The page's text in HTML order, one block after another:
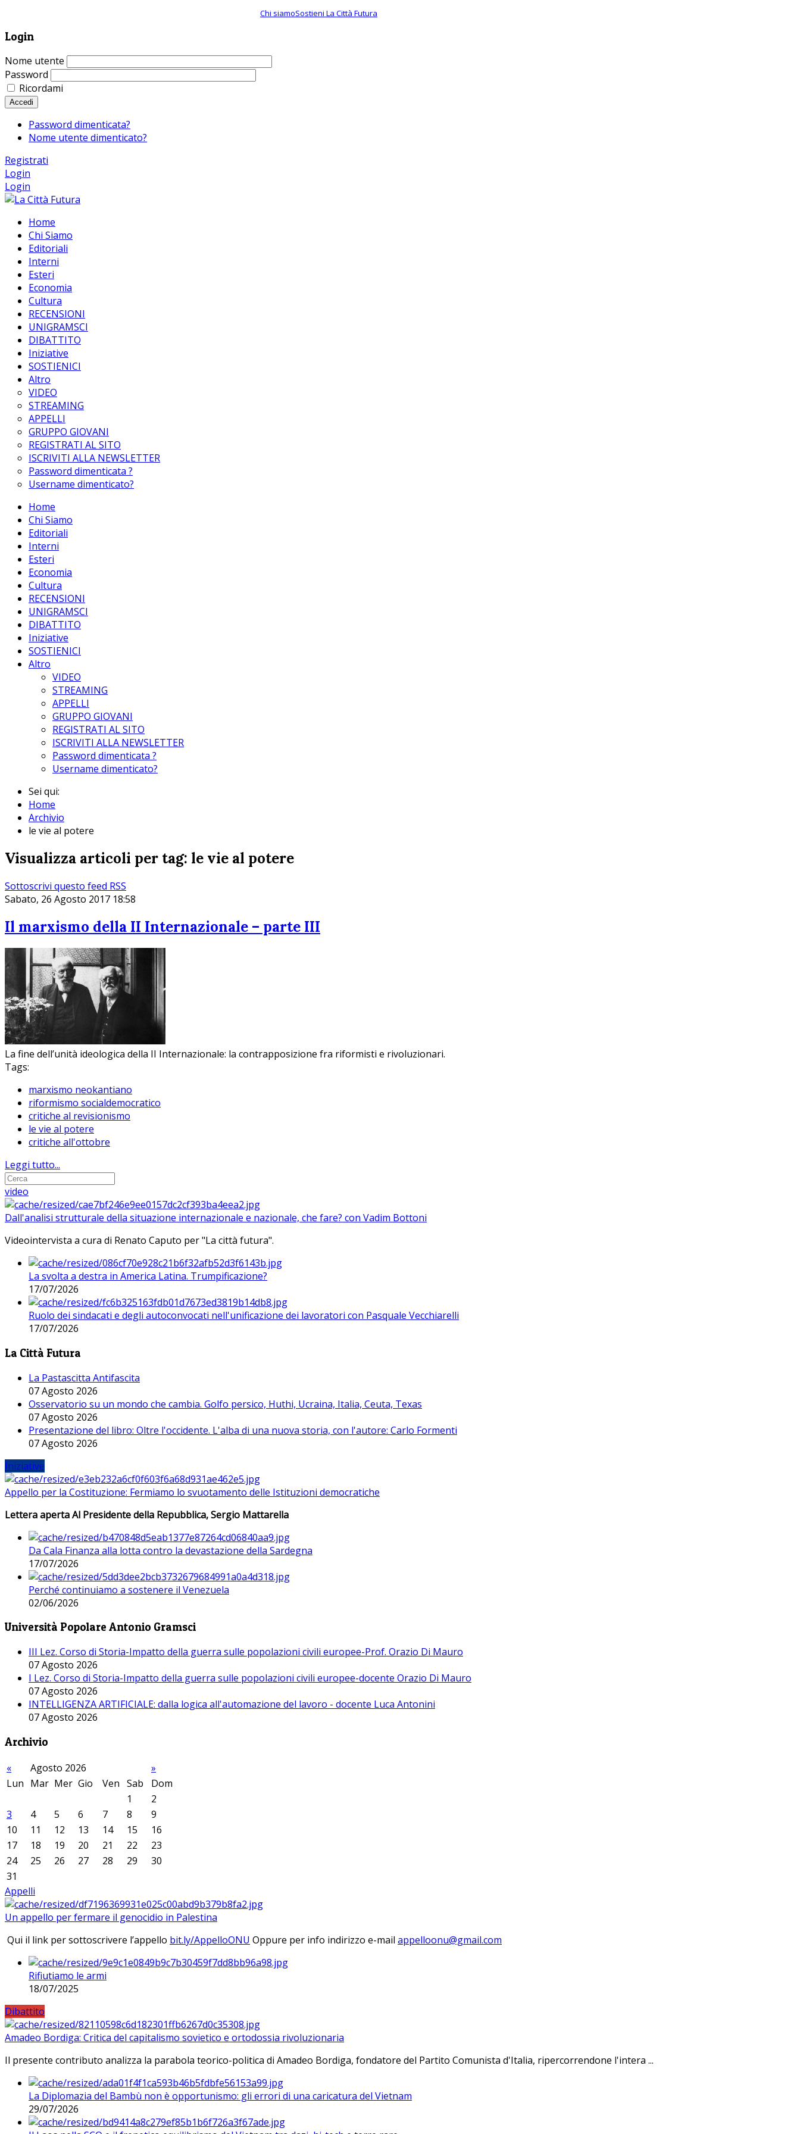
Chi siamoSostieni La Città Futura
Login
Nome utente
Password
Ricordami
Accedi
Password dimenticata?
Nome utente dimenticato?
Registrati
Login
Login
Home
Chi Siamo
Editoriali
Interni
Esteri
Economia
Cultura
RECENSIONI
UNIGRAMSCI
DIBATTITO
Iniziative
SOSTIENICI
Altro
VIDEO
STREAMING
APPELLI
GRUPPO GIOVANI
REGISTRATI AL SITO
ISCRIVITI ALLA NEWSLETTER
Password dimenticata ?
Username dimenticato?
Home
Chi Siamo
Editoriali
Interni
Esteri
Economia
Cultura
RECENSIONI
UNIGRAMSCI
DIBATTITO
Iniziative
SOSTIENICI
Altro
VIDEO
STREAMING
APPELLI
GRUPPO GIOVANI
REGISTRATI AL SITO
ISCRIVITI ALLA NEWSLETTER
Password dimenticata ?
Username dimenticato?
Sei qui:
Home
Archivio
le vie al potere
Visualizza articoli per tag: le vie al potere
Sottoscrivi questo feed RSS
Sabato, 26 Agosto 2017 18:58
Il marxismo della II Internazionale – parte III
La fine dell’unità ideologica della II Internazionale: la contrapposizione fra riformisti e rivoluzionari.
Tags:
marxismo neokantiano
riformismo socialdemocratico
critiche al revisionismo
le vie al potere
critiche all'ottobre
Leggi tutto...
video
Dall'analisi strutturale della situazione internazionale e nazionale, che fare? con Vadim Bottoni
Videointervista a cura di Renato Caputo per "La città futura".
La svolta a destra in America Latina. Trumpificazione?
17/07/2026
Ruolo dei sindacati e degli autoconvocati nell'unificazione dei lavoratori con Pasquale Vecchiarelli
17/07/2026
La Città Futura
La Pastascitta Antifascita
07 Agosto 2026
Osservatorio su un mondo che cambia. Golfo persico, Huthi, Ucraina, Italia, Ceuta, Texas
07 Agosto 2026
Presentazione del libro: Oltre l'occidente. L'alba di una nuova storia, con l'autore: Carlo Formenti
07 Agosto 2026
Iniziative
Appello per la Costituzione: Fermiamo lo svuotamento delle Istituzioni democratiche
Lettera aperta Al Presidente della Repubblica, Sergio Mattarella
Da Cala Finanza alla lotta contro la devastazione della Sardegna
17/07/2026
Perché continuiamo a sostenere il Venezuela
02/06/2026
Università Popolare Antonio Gramsci
III Lez. Corso di Storia-Impatto della guerra sulle popolazioni civili europee-Prof. Orazio Di Mauro
07 Agosto 2026
I Lez. Corso di Storia-Impatto della guerra sulle popolazioni civili europee-docente Orazio Di Mauro
07 Agosto 2026
INTELLIGENZA ARTIFICIALE: dalla logica all'automazione del lavoro - docente Luca Antonini
07 Agosto 2026
Archivio
« Agosto 2026
»
Lun Mar Mer Gio Ven Sab
Dom
1
2
3
4 5 6 7 8
9
10
11 12 13 14 15
16
17
18 19 20 21 22
23
24
25 26 27 28 29
30
31
Appelli
Un appello per fermare il genocidio in Palestina
Qui il link per sottoscrivere l’appello bit.ly/AppelloONU Oppure per info indirizzo e-mail
Rifiutiamo le armi
18/07/2025
Dibattito
Amadeo Bordiga: Critica del capitalismo sovietico e ortodossia rivoluzionaria
Il presente contributo analizza la parabola teorico-politica di Amadeo Bordiga, fondatore del Partito Comunista d'Italia, ripercorrendone l'intera ...
La Diplomazia del Bambù non è opportunismo: gli errori di una caricatura del Vietnam
29/07/2026